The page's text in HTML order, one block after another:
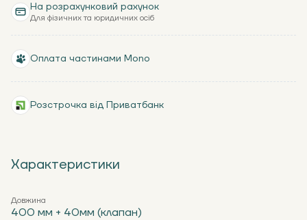
Характеристики
Довжина
400 мм + 40мм (клапан)
На розрахунковий рахунок
Для фізичних та юридичних осіб
Оплата частинами Mono
Розстрочка від Приватбанк